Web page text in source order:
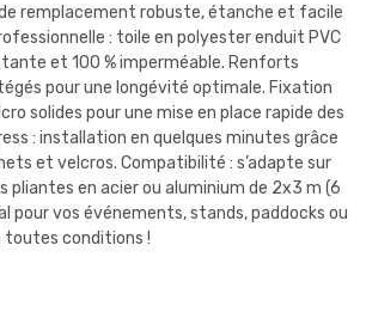
remplacement robuste, étanche et facile
: toile en polyester enduit PVC
et 100 % imperméable. Renforts
pour une longévité optimale. Fixation
solides pour une mise en place rapide des
: installation en quelques minutes grâce
et velcros. Compatibilité : s’adapte sur
en acier ou aluminium de 2x3 m (6
pour vos événements, stands, paddocks ou
toutes conditions !